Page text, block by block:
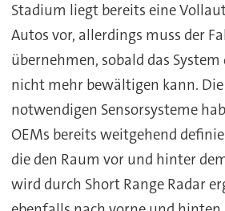
Stadium liegt bereits eine
Autos vor, allerdings muss der
übernehmen, sobald das System
nicht mehr bewältigen kann.
notwendigen Sensorsysteme
OEMs bereits weitgehend
die den Raum vor und hinter
wird durch Short Range Radar